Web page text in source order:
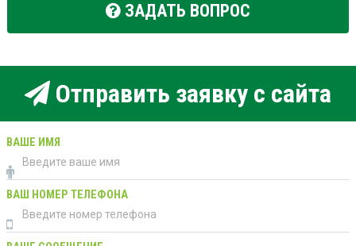
ЗАДАТЬ ВОПРОС
Отправить заявку с сайта
ВАШЕ ИМЯ
ВАШ НОМЕР ТЕЛЕФОНА